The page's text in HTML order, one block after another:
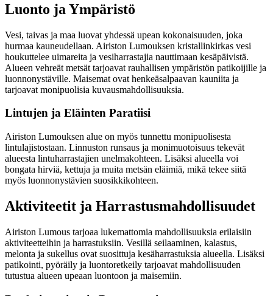
Luonto ja Ympäristö
Vesi, taivas ja maa luovat yhdessä upean kokonaisuuden, joka
hurmaa kauneudellaan. Airiston Lumouksen kristallinkirkas vesi
houkuttelee uimareita ja vesiharrastajia nauttimaan kesäpäivistä.
Alueen vehreät metsät tarjoavat rauhallisen ympäristön patikoijille ja
luonnonystäville. Maisemat ovat henkeäsalpaavan kauniita ja
tarjoavat monipuolisia kuvausmahdollisuuksia.
Lintujen ja Eläinten Paratiisi
Airiston Lumouksen alue on myös tunnettu monipuolisesta
lintulajistostaan. Linnuston runsaus ja monimuotoisuus tekevät
alueesta lintuharrastajien unelmakohteen. Lisäksi alueella voi
bongata hirviä, kettuja ja muita metsän eläimiä, mikä tekee siitä
myös luonnonystävien suosikkikohteen.
Aktiviteetit ja Harrastusmahdollisuudet
Airiston Lumous tarjoaa lukemattomia mahdollisuuksia erilaisiin
aktiviteetteihin ja harrastuksiin. Vesillä seilaaminen, kalastus,
melonta ja sukellus ovat suosittuja kesäharrastuksia alueella. Lisäksi
patikointi, pyöräily ja luontoretkeily tarjoavat mahdollisuuden
tutustua alueen upeaan luontoon ja maisemiin.